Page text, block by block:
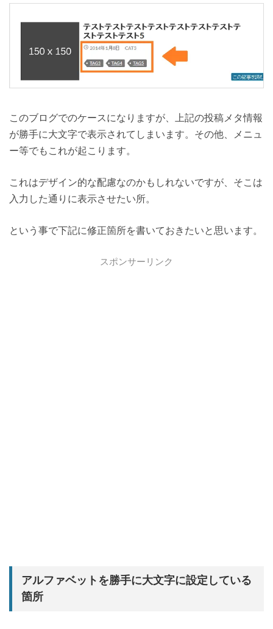
このブログでのケースになりますが、上記の投稿メタ情報
が勝手に大文字で表示されてしまいます。その他、メニュ
ー等でもこれが起こります。
これはデザイン的な配慮なのかもしれないですが、そこは
入力した通りに表示させたい所。
という事で下記に修正箇所を書いておきたいと思います。
スポンサーリンク
アルファベットを勝手に大文字に設定している
箇所